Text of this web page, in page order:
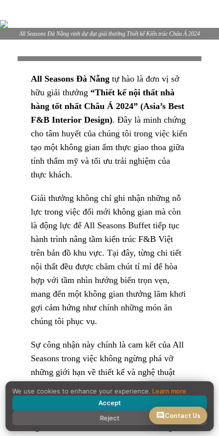
All Seasons Đà Nẵng vinh dự đạt giải thưởng Thiết kế Kiến trúc Châu Á 2024
All Seasons Đà Nẵng tự hào là đơn vị sở
hữu giải thưởng “Thiết kế nội thất nhà
hàng tốt nhất Châu Á 2024” (Asia’s Best
F&B Interior Design). Đây là minh chứng
cho tâm huyết của chúng tôi trong việc kiến
tạo một không gian ẩm thực giao thoa giữa
tính thẩm mỹ và tối ưu trải nghiệm của
thực khách.
Giải thưởng không chỉ ghi nhận những nỗ
lực trong việc đổi mới không gian mà còn
là động lực để All Seasons Buffet tiếp tục
hành trình nâng tầm kiến trúc F&B Việt
trên bản đồ khu vực. Tại đây, từng chi tiết
nội thất đều được chăm chút tỉ mỉ để hòa
hợp với tầm nhìn hướng biển trọn vẹn,
mang đến một không gian thưởng lãm khơi
gợi cảm hứng như chính những món ăn
chúng tôi phục vụ.
Sự công nhận này chính là cam kết của All
Seasons trong việc không ngừng phá vỡ
những giới hạn về thiết kế và nghệ thuật
khách đến với All Seasons Buffet không chỉ
để thưởng thức một bữa ăn, mà là để trải
nghiệm một hành trình độc đáo và đáng
Contact Us
Reservation
We use cookies to enhance your experience. Learn more
Accept
Reject